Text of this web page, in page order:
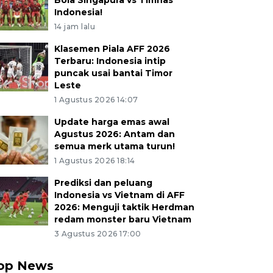
Indonesia!
14 jam lalu
Klasemen Piala AFF 2026
Terbaru: Indonesia intip
puncak usai bantai Timor
Leste
1 Agustus 2026 14:07
Update harga emas awal
Agustus 2026: Antam dan
semua merk utama turun!
1 Agustus 2026 18:14
Prediksi dan peluang
Indonesia vs Vietnam di AFF
2026: Menguji taktik Herdman
redam monster baru Vietnam
3 Agustus 2026 17:00
News